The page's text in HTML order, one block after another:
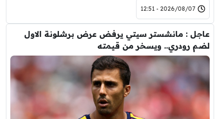
2026/08/07 - 12:51
عاجل : مانشستر سيتي يرفض عرض برشلونة الاول
لضم رودري.. ويسخر من قيمته